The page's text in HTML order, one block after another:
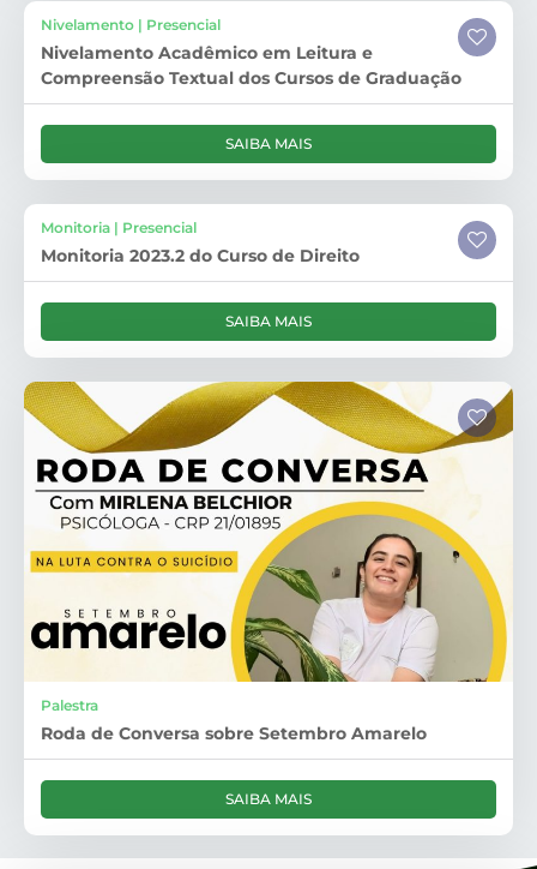
Nivelamento | Presencial
Nivelamento Acadêmico em Leitura e
Compreensão Textual dos Cursos de Graduação
SAIBA MAIS
Monitoria | Presencial
Monitoria 2023.2 do Curso de Direito
SAIBA MAIS
Palestra
Roda de Conversa sobre Setembro Amarelo
SAIBA MAIS